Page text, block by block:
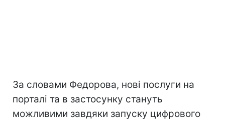
За словами Федорова, нові послуги на
порталі та в застосунку стануть
можливими завдяки запуску цифрового